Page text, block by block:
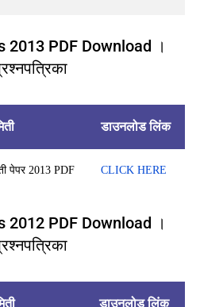
2013 PDF Download ।
डाउनलोड लिंक
पेपर 2013 PDF CLICK HERE
2012 PDF Download ।
डाउनलोड लिंक